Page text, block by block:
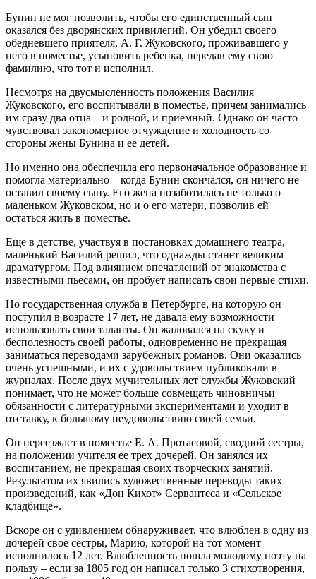
Бунин не мог позволить, чтобы его единственный сын
оказался без дворянских привилегий. Он убедил своего
обедневшего приятеля, А. Г. Жуковского, проживавшего у
него в поместье, усыновить ребенка, передав ему свою
фамилию, что тот и исполнил.
Несмотря на двусмысленность положения Василия
Жуковского, его воспитывали в поместье, причем занимались
им сразу два отца – и родной, и приемный. Однако он часто
чувствовал закономерное отчуждение и холодность со
стороны жены Бунина и ее детей.
Но именно она обеспечила его первоначальное образование и
помогла материально – когда Бунин скончался, он ничего не
оставил своему сыну. Его жена позаботилась не только о
маленьком Жуковском, но и о его матери, позволив ей
остаться жить в поместье.
Еще в детстве, участвуя в постановках домашнего театра,
маленький Василий решил, что однажды станет великим
драматургом. Под влиянием впечатлений от знакомства с
известными пьесами, он пробует написать свои первые стихи.
Но государственная служба в Петербурге, на которую он
поступил в возрасте 17 лет, не давала ему возможности
использовать свои таланты. Он жаловался на скуку и
бесполезность своей работы, одновременно не прекращая
заниматься переводами зарубежных романов. Они оказались
очень успешными, и их с удовольствием публиковали в
журналах. После двух мучительных лет службы Жуковский
понимает, что не может больше совмещать чиновничьи
обязанности с литературными экспериментами и уходит в
отставку, к большому неудовольствию своей семьи.
Он переезжает в поместье Е. А. Протасовой, сводной сестры,
на положении учителя ее трех дочерей. Он занялся их
воспитанием, не прекращая своих творческих занятий.
Результатом их явились художественные переводы таких
произведений, как «Дон Кихот» Сервантеса и «Сельское
кладбище».
Вскоре он с удивлением обнаруживает, что влюблен в одну из
дочерей свое сестры, Марию, которой на тот момент
исполнилось 12 лет. Влюбленность пошла молодому поэту на
пользу – если за 1805 год он написал только 3 стихотворения,